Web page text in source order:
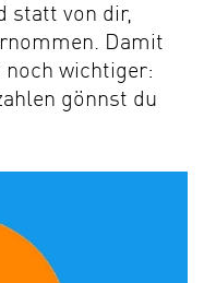
statt von dir,
Damit
noch wichtiger:
gönnst du